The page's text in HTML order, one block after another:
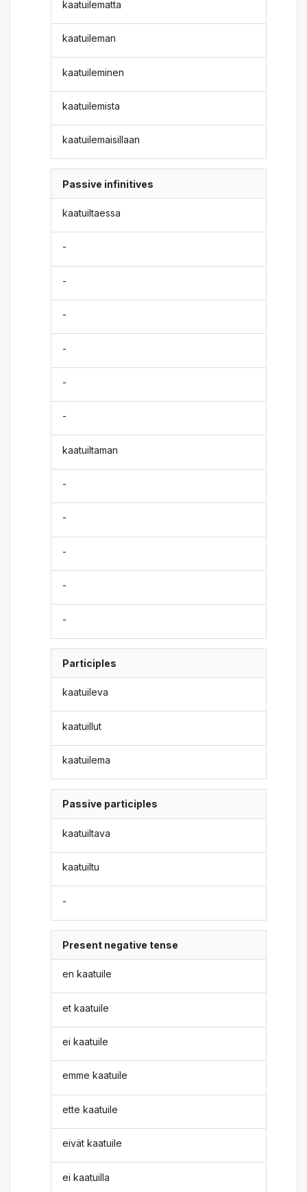
kaatuilematta
kaatuileman
kaatuileminen
kaatuilemista
kaatuilemaisillaan
Passive infinitives
kaatuiltaessa
-
-
-
-
-
-
kaatuiltaman
-
-
-
-
-
Participles
kaatuileva
kaatuillut
kaatuilema
Passive participles
kaatuiltava
kaatuiltu
-
Present negative tense
en kaatuile
et kaatuile
ei kaatuile
emme kaatuile
ette kaatuile
eivät kaatuile
ei kaatuilla